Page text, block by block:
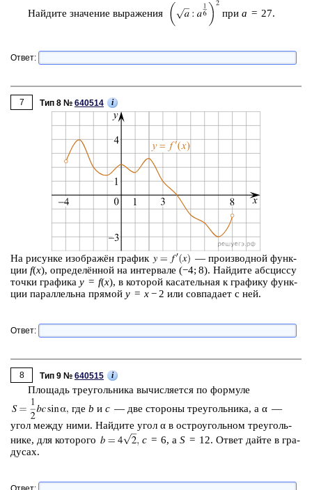
Най­ди­те зна­че­ние вы­ра­же­ния при a = 27.
Ответ:
7 Тип 8 № 640514 i
На ри­сун­ке изоб­ражён гра­фик
— про­из­вод­ной функ­
ции f(x), опре­делённой на ин­тер­ва­ле (−4; 8). Най­ди­те абс­цис­су
точки гра­фи­ка y = f(x), в ко­то­рой ка­са­тель­ная к гра­фи­ку функ­
ции па­рал­лель­на пря­мой y = x− 2 или сов­па­да­ет с ней.
Ответ:
8 Тип 9 № 640515 i
Пло­щадь тре­уголь­ни­ка вы­чис­ля­ет­ся по фор­му­ле
гдеb ис — две сто­ро­ны тре­уголь­ни­ка, а α —
угол между ними. Най­ди­те угол α в ост­ро­уголь­ном тре­уголь­
ни­ке, для ко­то­ро­го
c= 6, а S= 12. Ответ дайте в гра­
ду­сах.